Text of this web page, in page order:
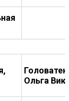
Ольга